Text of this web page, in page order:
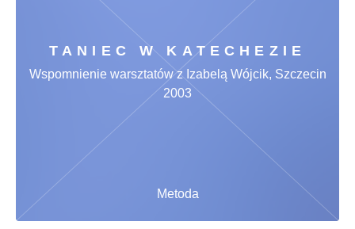
TANIEC W KATECHEZIE
Metoda
Wspomnienie warsztatów z Izabelą Wójcik, Szczecin
2003